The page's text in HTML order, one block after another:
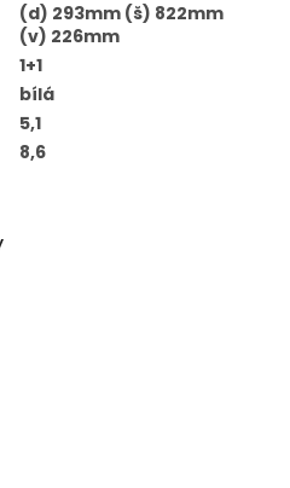
(d) 293mm (š) 822mm
(v) 226mm
1+1
bílá
5,1
8,6